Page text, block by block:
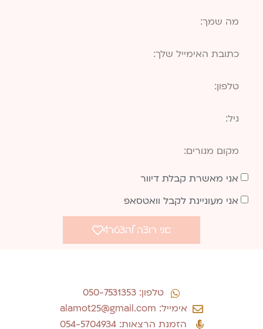
אני מאשרת קבלת דיוור
אני מעוניינת לקבל וואטסאפ
אני רוצה להצטרף
טלפון: 050-7531353
אימייל: alamot25@gmail.com
הזמנת הרצאות: 054-5704934